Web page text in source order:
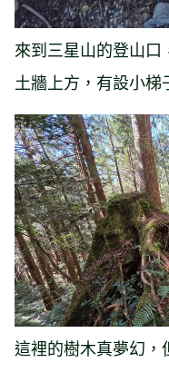
來到三星山的登山
土牆上方，有設小梯
這裡的樹木真夢幻